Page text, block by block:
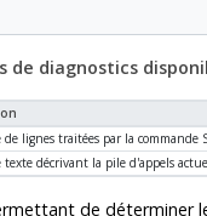
de diagnostics
de lignes traitées par la commande
texte décrivant la pile d'appels
de déterminer